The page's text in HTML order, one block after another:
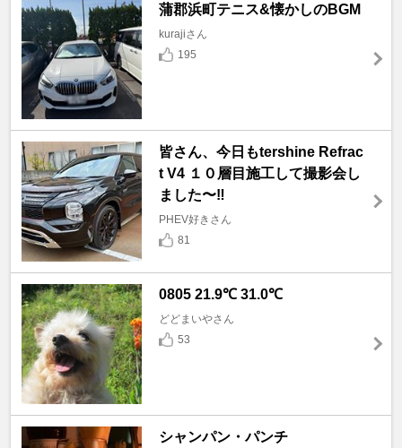
蒲郡浜町テニス&懐かしのBGM
kurajiさん
195
皆さん、今日もtershine Refrac
t V4 １０層目施工して撮影会し
ました〜‼️
PHEV好きさん
81
0805 21.9℃ 31.0℃
どどまいやさん
53
シャンパン・パンチ